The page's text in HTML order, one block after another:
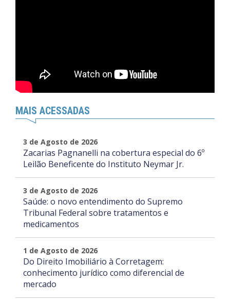
MAIS ACESSADAS
3 de Agosto de 2026
Zacarias Pagnanelli na cobertura especial do 6º
Leilão Beneficente do Instituto Neymar Jr.
3 de Agosto de 2026
Saúde: o novo entendimento do Supremo
Tribunal Federal sobre tratamentos e
medicamentos
1 de Agosto de 2026
Do Direito Imobiliário à Corretagem:
conhecimento jurídico como diferencial de
mercado